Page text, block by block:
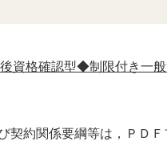
後資格確認型◆制限付き一
契約関係要綱等は，ＰＤＦ